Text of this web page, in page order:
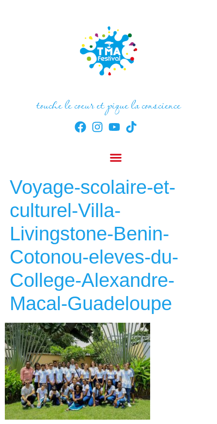
touche le coeur et pique la conscience
Voyage-scolaire-et-
culturel-Villa-
Livingstone-Benin-
Cotonou-eleves-du-
College-Alexandre-
Macal-Guadeloupe